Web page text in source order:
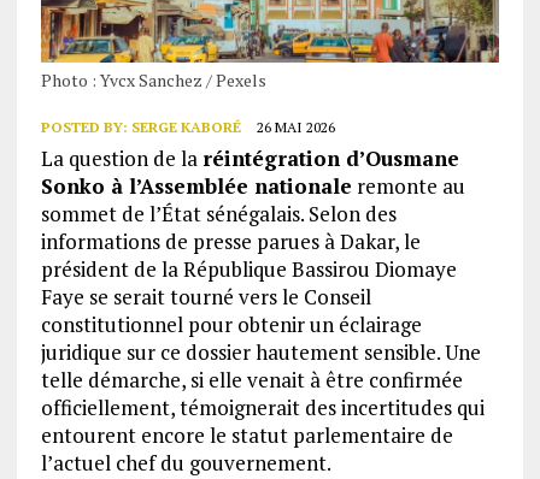
Photo : Yvcx Sanchez / Pexels
POSTED BY: SERGE KABORÉ 26 MAI 2026
La question de la réintégration d’Ousmane
Sonko à l’Assemblée nationale remonte au
sommet de l’État sénégalais. Selon des
informations de presse parues à Dakar, le
président de la République Bassirou Diomaye
Faye se serait tourné vers le Conseil
constitutionnel pour obtenir un éclairage
juridique sur ce dossier hautement sensible. Une
telle démarche, si elle venait à être confirmée
officiellement, témoignerait des incertitudes qui
entourent encore le statut parlementaire de
l’actuel chef du gouvernement.